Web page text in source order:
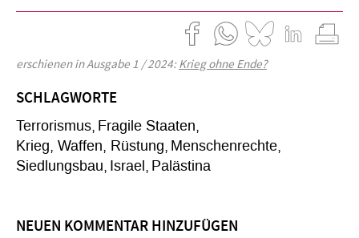
erschienen in Ausgabe 1 / 2024:Krieg ohne Ende?
SCHLAGWORTE
Terrorismus Fragile Staaten
Krieg, Waffen, Rüstung Menschenrechte
Siedlungsbau Israel Palästina
NEUEN KOMMENTAR HINZUFÜGEN